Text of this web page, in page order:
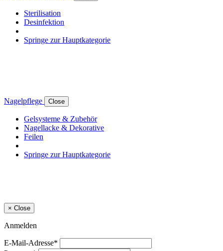
Sterilisation
Desinfektion
Springe zur Hauptkategorie
Nagelpflege Close
Gelsysteme & Zubehör
Nagellacke & Dekorative
Feilen
Springe zur Hauptkategorie
× Close
Anmelden
E-Mail-Adresse*